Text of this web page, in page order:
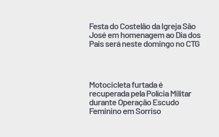
Festa do Costelão da Igreja São
José em homenagem ao Dia dos
Pais será neste domingo no CTG
Motocicleta furtada é
recuperada pela Polícia Militar
durante Operação Escudo
Feminino em Sorriso